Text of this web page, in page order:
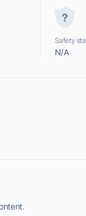
Safety
N/A